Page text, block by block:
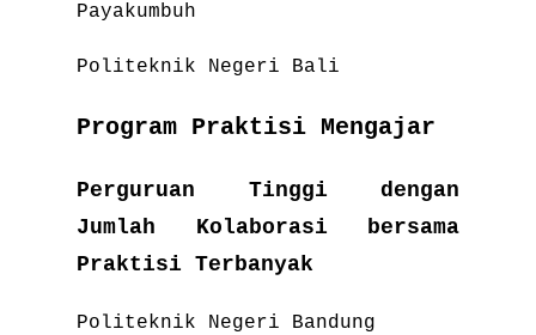
Payakumbuh
Politeknik Negeri Bali
Program Praktisi Mengajar
Perguruan Tinggi dengan
Jumlah Kolaborasi bersama
Praktisi Terbanyak
Politeknik Negeri Bandung